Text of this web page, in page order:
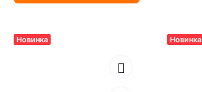
Новинка Новинка